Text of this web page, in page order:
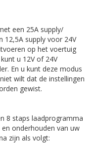
een 25A supply/
12,5A supply voor 24V
op het voertuig
u 12V of 24V
En u kunt deze modus
wilt dat de instellingen
gewist.
8 staps laadprogramma
onderhouden van uw
zijn als volgt: